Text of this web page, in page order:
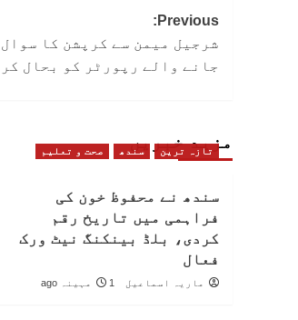
Post
navigation
Previous:
شرجیل میمن سے کرپشن کا
جانے والے رپورٹر کو بحال
مزید خبریں
تازہ ترین سندھ صحت و تعلیم
سندھ نے محفوظ خون کی
فراہمی میں تاریخ رقم
کردی، بلڈ بینکنگ نیٹ ورک
فعال
ماریہ اسماعیل 1 مہینہ ago